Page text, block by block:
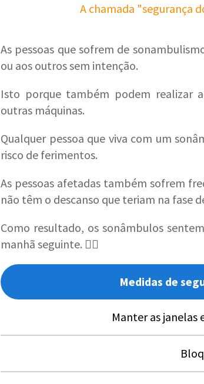
A chamada "segurança
As pessoas que sofrem de
ou aos outros sem intenção.
Isto porque também podem realizar
outras máquinas.
Qualquer pessoa que viva com um
risco de ferimentos.
As pessoas afetadas também sofrem
não têm o descanso que teriam na fase
Como resultado, os sonâmbulos
manhã seguinte. 🙅‍♂️
Medidas de
Manter as janelas